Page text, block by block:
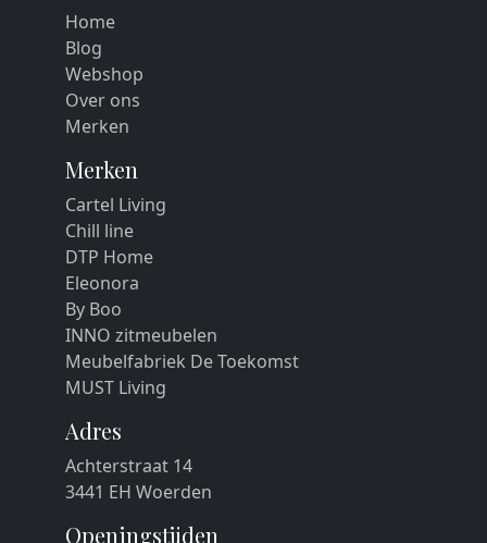
Home
Blog
Webshop
Over ons
Merken
Merken
Cartel Living
Chill line
DTP Home
Eleonora
By Boo
INNO zitmeubelen
Meubelfabriek De Toekomst
MUST Living
Adres
Achterstraat 14
3441 EH Woerden
Openingstijden